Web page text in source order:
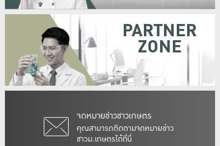
จดหมายข่าวชาวเกษตร
คุณสามารถติดตามจดหมายข่าว
ชาวม.เกษตรได้ที่นี่
PARTNER
ZONE